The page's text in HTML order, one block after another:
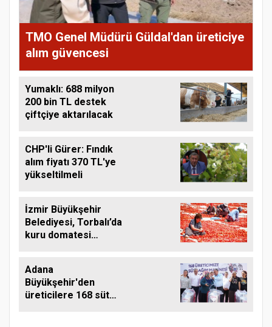
TMO Genel Müdürü Güldal'dan üreticiye
alım güvencesi
Yumaklı: 688 milyon
200 bin TL destek
çiftçiye aktarılacak
CHP'li Gürer: Fındık
alım fiyatı 370 TL'ye
yükseltilmeli
İzmir Büyükşehir
Belediyesi, Torbalı’da
kuru domatesi
Adana
Büyükşehir'den
üreticilere 168 süt